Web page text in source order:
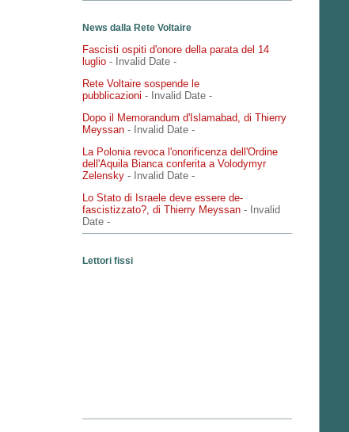
News dalla Rete Voltaire
Fascisti ospiti d'onore della parata del 14
luglio - Invalid Date -
Rete Voltaire sospende le
pubblicazioni - Invalid Date -
Dopo il Memorandum d'Islamabad, di Thierry
Meyssan - Invalid Date -
La Polonia revoca l'onorificenza dell'Ordine
dell'Aquila Bianca conferita a Volodymyr
Zelensky - Invalid Date -
Lo Stato di Israele deve essere de-
fascistizzato?, di Thierry Meyssan - Invalid
Date -
Lettori fissi